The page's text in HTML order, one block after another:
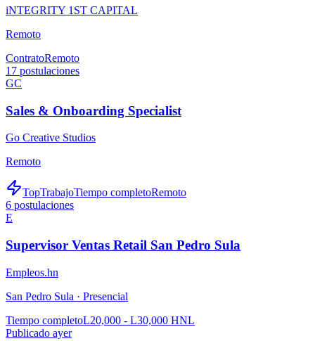
iNTEGRITY 1ST CAPITAL
Remoto
ContratoRemoto
17 postulaciones
GC
Sales & Onboarding Specialist
Go Creative Studios
Remoto
TopTrabajoTiempo completoRemoto
6 postulaciones
E
Supervisor Ventas Retail San Pedro Sula
Empleos.hn
San Pedro Sula · Presencial
Tiempo completoL20,000 - L30,000 HNL
Publicado ayer